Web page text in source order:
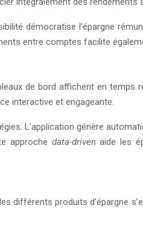
démocratise l’épargne
entre comptes facilite
de bord affichent en temps
interactive et engageante.
L’application génère
approche data-drivenaide les
différents produits d’épargne